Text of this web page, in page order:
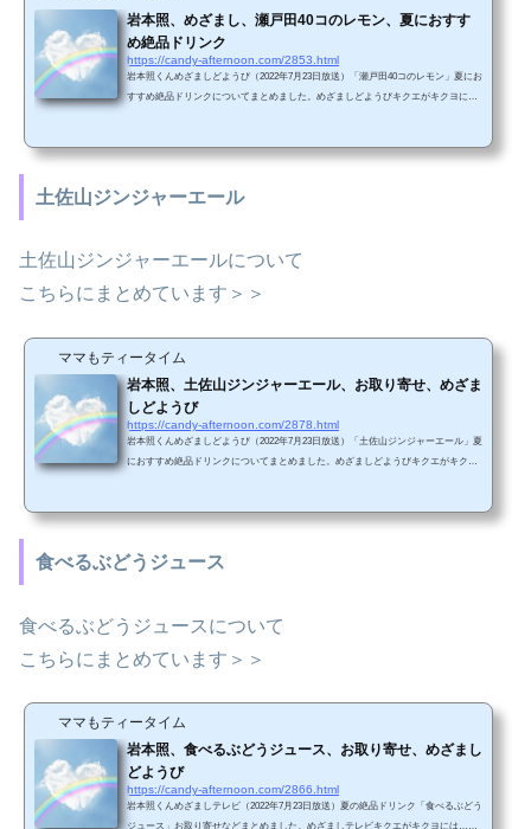
岩本照、めざまし、瀬戸田40コのレモン、夏におすす
め絶品ドリンク
https://candy-afternoon.com/2853.html
岩本照くんめざましどようび（2022年7月23日放送）「瀬戸田40コのレモン」夏にお
すすめ絶品ドリンクについてまとめました。めざましどようびキクエがキクヨに
で、夏にオススメの絶品ドリンクを堪能しちゃいます💪7時17分頃に放送予定📺#め
_mezamashi) July 22, 2022 ...
土佐山ジンジャーエール
土佐山ジンジャーエールについて
こちらにまとめています＞＞
ママもティータイム
岩本照、土佐山ジンジャーエール、お取り寄せ、めざま
しどようび
https://candy-afternoon.com/2878.html
岩本照くんめざましどようび（2022年7月23日放送）「土佐山ジンジャーエール」夏
におすすめ絶品ドリンクについてまとめました。めざましどようびキクエがキクヨ
で、夏にオススメの絶品ドリンクを堪能しちゃいます💪7時17分頃に放送予定📺#め
_mezamashi) July 22, 20...
食べるぶどうジュース
食べるぶどうジュースについて
こちらにまとめています＞＞
ママもティータイム
岩本照、食べるぶどうジュース、お取り寄せ、めざまし
どようび
https://candy-afternoon.com/2866.html
岩本照くんめざましテレビ（2022年7月23日放送）夏の絶品ドリンク「食べるぶどう
ジュース」お取り寄せなどまとめました。めざましテレビキクエがキクヨには…Sn